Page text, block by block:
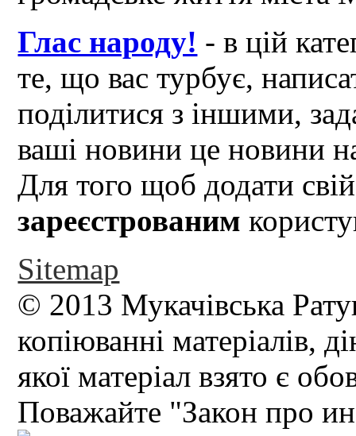
Глас народу! - в цій
те, що вас турбує,
поділитися з іншими,
ваші новини це новини
Для того щоб додати
зареєстрованим
Sitemap
© 2013 Мукачівська
копіюванні матеріалів,
якої матеріал взято є
Поважайте "Закон про